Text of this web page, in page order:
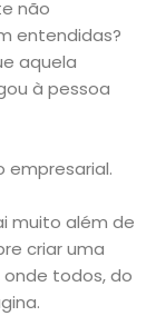
não
entendidas?
aquela
à pessoa
empresarial.
muito além de
criar uma
todos, do